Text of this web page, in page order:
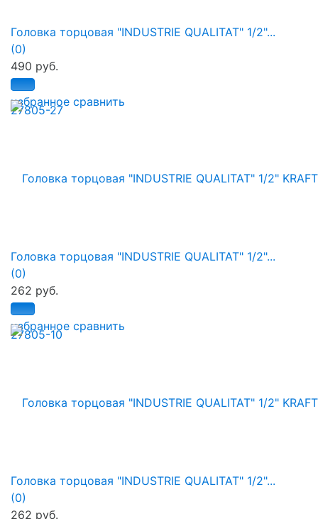
избранное сравнить
Головка торцовая "INDUSTRIE QUALITAT" 1/2"...
(0)
490 руб.
избранное сравнить
Головка торцовая "INDUSTRIE QUALITAT" 1/2"...
(0)
262 руб.
Головка торцовая "INDUSTRIE QUALITAT" 1/2"...
(0)
262 руб.